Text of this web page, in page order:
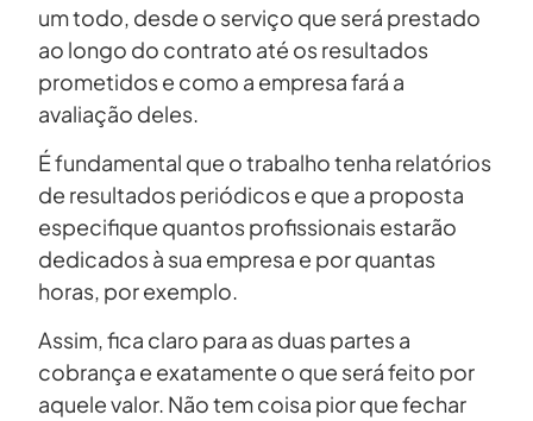
um todo, desde o serviço que será prestado
ao longo do contrato até os resultados
prometidos e como a empresa fará a
avaliação deles.
É fundamental que o trabalho tenha relatórios
de resultados periódicos e que a proposta
especifique quantos profissionais estarão
dedicados à sua empresa e por quantas
horas, por exemplo.
Assim, fica claro para as duas partes a
cobrança e exatamente o que será feito por
aquele valor. Não tem coisa pior que fechar